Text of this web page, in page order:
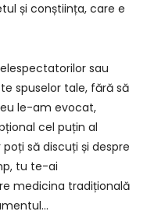
și conștiința, care e
sau
spuselor tale, fără să
le-am evocat,
cel puțin al
să discuți și despre
tu te-ai
medicina tradițională